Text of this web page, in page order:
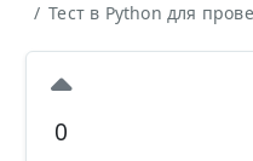
Тест в Python для
0